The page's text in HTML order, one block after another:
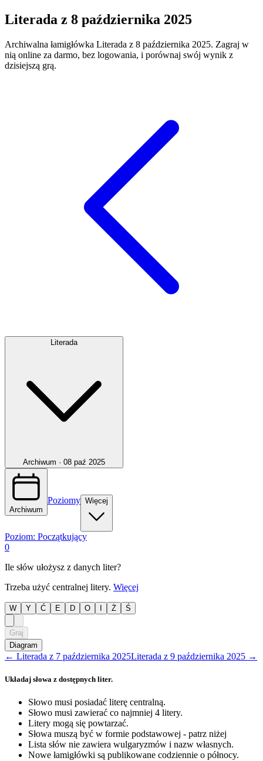
Literada z 8 października 2025
Archiwalna łamigłówka Literada z 8 października 2025. Zagraj w
nią online za darmo, bez logowania, i porównaj swój wynik z
dzisiejszą grą.
Literada
Archiwum · 08 paź 2025
Archiwum
Poziomy Więcej
Poziom: Początkujący
0
Ile słów ułożysz z danych liter?
Trzeba użyć centralnej litery. Więcej
W Y Ć E D O Ż Ś
Graj
Diagram
← Literada z 7 października 2025Literada z 9 października 2025 →
Układaj słowa z dostępnych liter.
Słowo musi posiadać literę centralną.
Słowo musi zawierać co najmniej 4 litery.
Litery mogą się powtarzać.
Słowa muszą być w formie podstawowej - patrz niżej
Lista słów nie zawiera wulgaryzmów i nazw własnych.
Nowe łamigłówki są publikowane codziennie o północy.